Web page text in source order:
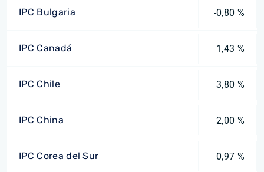
IPC Bulgaria -0,80 %
IPC Canadá 1,43 %
IPC Chile 3,80 %
IPC China 2,00 %
IPC Corea del Sur 0,97 %